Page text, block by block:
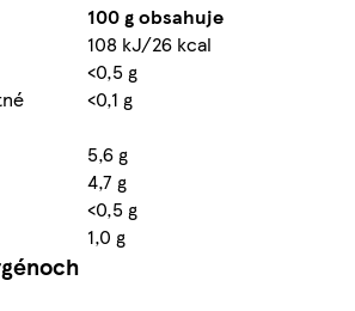
100 g obsahuje
108 kJ/26 kcal
<0,5 g
<0,1 g
5,6 g
4,7 g
<0,5 g
1,0 g